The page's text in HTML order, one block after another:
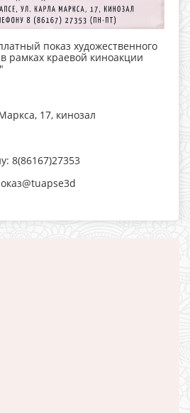
показ художественного
рамках краевой киноакции
17, кинозал
8(86167)27353